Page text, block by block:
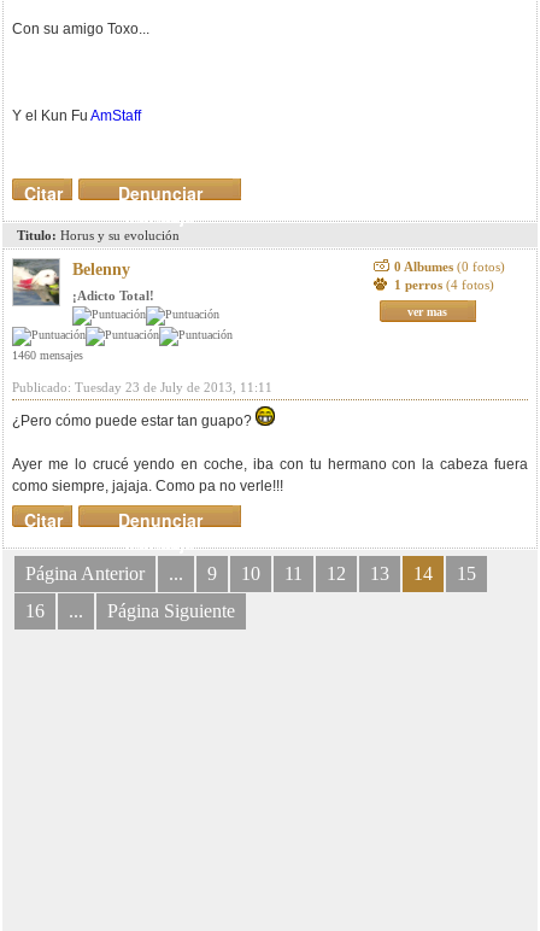
Con su amigo Toxo...
Y el Kun Fu AmStaff
Denunciar
mensaje
Citar
Titulo: Horus y su evolución
Belenny
¡Adicto Total!
1460 mensajes
0 Albumes (0 fotos)
1 perros (4 fotos)
ver mas
Publicado: Tuesday 23 de July de 2013, 11:11
¿Pero cómo puede estar tan guapo?
Ayer me lo crucé yendo en coche, iba con tu hermano con la cabeza fuera
como siempre, jajaja. Como pa no verle!!!
Denunciar
mensaje
Citar
Página Anterior ... 9 10 11 12 13 14
15
16
... Página Siguiente